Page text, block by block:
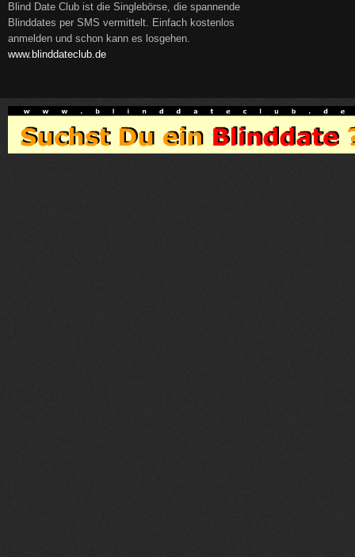
Blind Date Club ist die Singlebörse, die spannende
Blinddates per SMS vermittelt. Einfach kostenlos
anmelden und schon kann es losgehen.
www.blinddateclub.de